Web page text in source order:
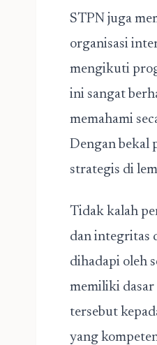
STPN juga
organisasi
mengikuti
ini sangat
memahami
Dengan bekal
strategis di
Tidak kalah
dan integritas
dihadapi oleh
memiliki
tersebut
yang